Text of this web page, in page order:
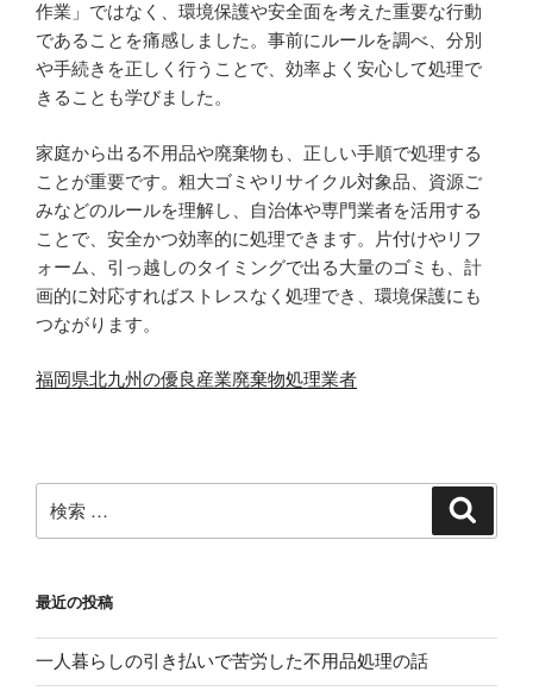
作業」ではなく、環境保護や安全面を考えた重要な行動
であることを痛感しました。事前にルールを調べ、分別
や手続きを正しく行うことで、効率よく安心して処理で
きることも学びました。
家庭から出る不用品や廃棄物も、正しい手順で処理する
ことが重要です。粗大ゴミやリサイクル対象品、資源ご
みなどのルールを理解し、自治体や専門業者を活用する
ことで、安全かつ効率的に処理できます。片付けやリフ
ォーム、引っ越しのタイミングで出る大量のゴミも、計
画的に対応すればストレスなく処理でき、環境保護にも
つながります。
福岡県北九州の優良産業廃棄物処理業者
索:
最近の投稿
一人暮らしの引き払いで苦労した不用品処理の話